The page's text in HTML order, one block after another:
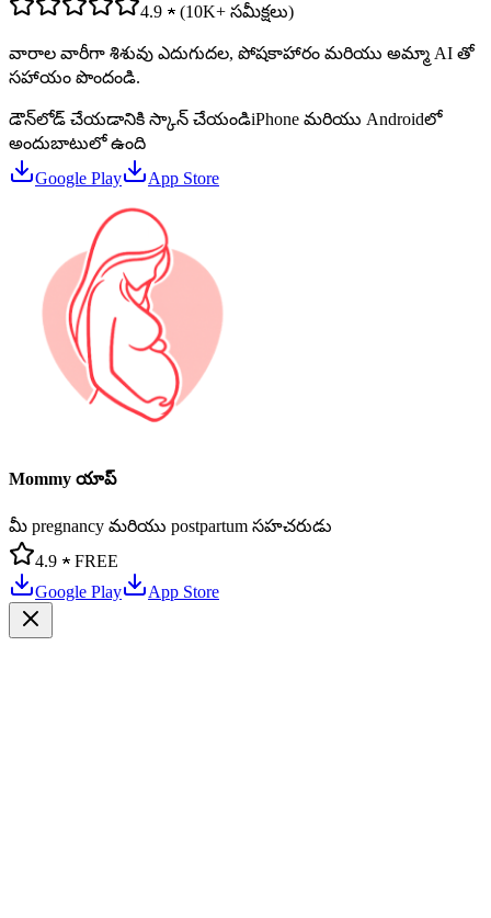
4.9 ★ (10K+ సమీక్షలు)
వారాల వారీగా శిశువు ఎదుగుదల, పోషకాహారం మరియు అమ్మా AI తో
సహాయం పొందండి.
డౌన్‌లోడ్ చేయడానికి స్కాన్ చేయండిiPhone మరియు Androidలో
అందుబాటులో ఉంది
Google Play
App Store
Mommy యాప్
మీ pregnancy మరియు postpartum సహచరుడు
4.9 ★ FREE
Google Play
App Store